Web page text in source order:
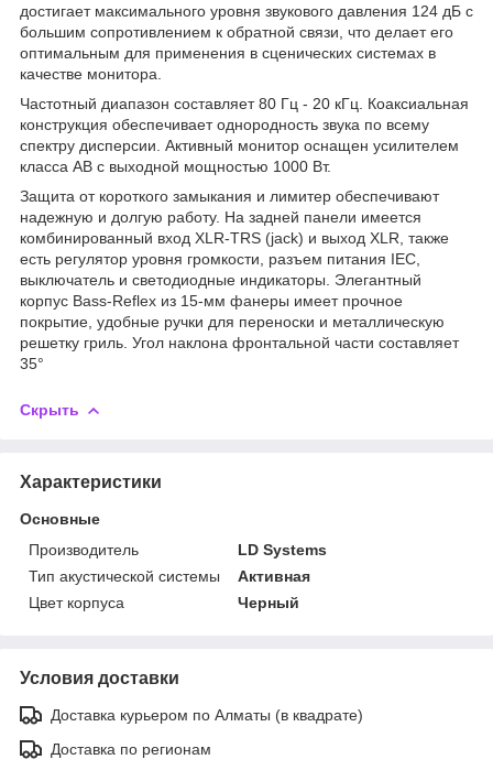
достигает максимального уровня звукового давления 124 дБ с
большим сопротивлением к обратной связи, что делает его
оптимальным для применения в сценических системах в
качестве монитора.
Частотный диапазон составляет 80 Гц - 20 кГц. Коаксиальная
конструкция обеспечивает однородность звука по всему
спектру дисперсии. Активный монитор оснащен усилителем
класса AB с выходной мощностью 1000 Вт.
Защита от короткого замыкания и лимитер обеспечивают
надежную и долгую работу. На задней панели имеется
комбинированный вход XLR-TRS (jack) и выход XLR, также
есть регулятор уровня громкости, разъем питания IEС,
выключатель и светодиодные индикаторы. Элегантный
корпус Bass-Reflex из 15-мм фанеры имеет прочное
покрытие, удобные ручки для переноски и металлическую
решетку гриль. Угол наклона фронтальной части составляет
35°
Скрыть
Характеристики
Основные
Производитель
LD Systems
Тип акустической системы
Активная
Цвет корпуса
Черный
Условия доставки
Доставка курьером по Алматы (в квадрате)
Доставка по регионам